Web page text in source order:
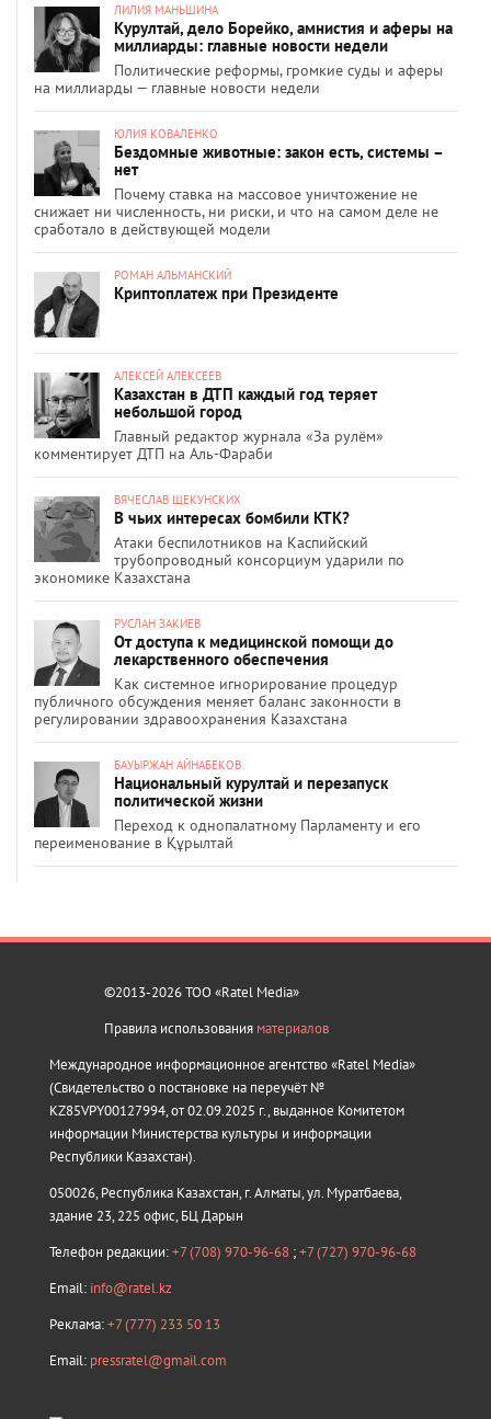
ЛИЛИЯ МАНЬШИНА
Курултай, дело Борейко, амнистия и аферы на
миллиарды: главные новости недели
Политические реформы, громкие суды и аферы
на миллиарды — главные новости недели
ЮЛИЯ КОВАЛЕНКО
Бездомные животные: закон есть, системы –
нет
Почему ставка на массовое уничтожение не
снижает ни численность, ни риски, и что на самом деле не
сработало в действующей модели
РОМАН АЛЬМАНСКИЙ
Криптоплатеж при Президенте
АЛЕКСЕЙ АЛЕКСЕЕВ
Казахстан в ДТП каждый год теряет
небольшой город
Главный редактор журнала «За рулём»
комментирует ДТП на Аль-Фараби
ВЯЧЕСЛАВ ЩЕКУНСКИХ
В чьих интересах бомбили КТК?
Атаки беспилотников на Каспийский
трубопроводный консорциум ударили по
экономике Казахстана
РУСЛАН ЗАКИЕВ
От доступа к медицинской помощи до
лекарственного обеспечения
Как системное игнорирование процедур
публичного обсуждения меняет баланс законности в
регулировании здравоохранения Казахстана
БАУЫРЖАН АЙНАБЕКОВ
Национальный курултай и перезапуск
политической жизни
Переход к однопалатному Парламенту и его
переименование в Құрылтай
©2013-2026 ТОО «Ratel Media»
Правила использования материалов
Международное информационное агентство «Ratel Media»
(Свидетельство о постановке на переучёт №
KZ85VPY00127994, от 02.09.2025 г., выданное Комитетом
информации Министерства культуры и информации
Республики Казахстан).
050026, Республика Казахстан, г. Алматы, ул. Муратбаева,
здание 23, 225 офис, БЦ Дарын
Телефон редакции:+7 (708) 970-96-68 ;+7 (727) 970-96-68
Email: info@ratel.kz
Реклама:+7 (777) 233 50 13
Email: pressratel@gmail.com